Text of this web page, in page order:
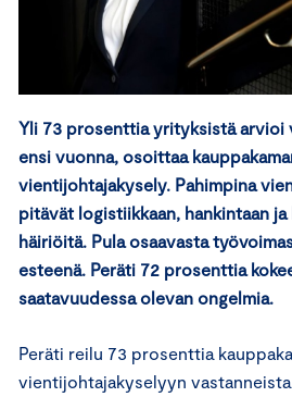
Yli 73 prosenttia yrityksistä arvioi
ensi vuonna, osoittaa
vientijohtajakysely. Pahimpina
pitävät logistiikkaan, hankintaan
häiriöitä. Pula osaavasta
esteenä. Peräti 72 prosenttia
saatavuudessa olevan ongelmia.
Peräti reilu 73 prosenttia
vientijohtajakyselyyn